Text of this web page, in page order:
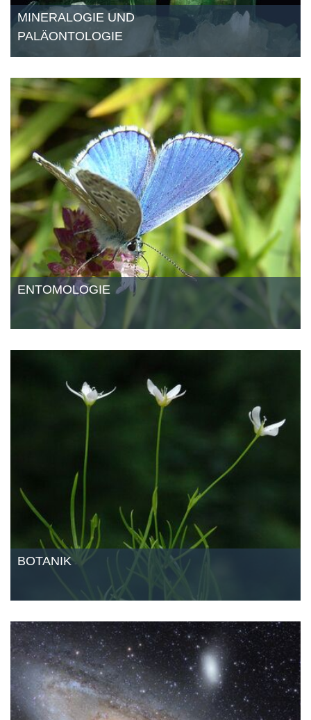
MINERALOGIE UND
PALÄONTOLOGIE
ENTOMOLOGIE
BOTANIK